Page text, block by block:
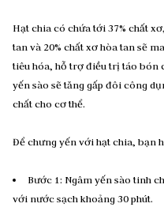
Hạt chia có chứa tới 37% chất
tan và 20% chất xơ hòa tan sẽ
tiêu hóa, hỗ trợ điều trị táo bón
yến sào sẽ tăng gấp đôi công
chất cho cơ thể.
Để chưng yến với hạt chia, bạn
Bước 1: Ngâm yến sào tinh
với nước sạch khoảng 30 phút.